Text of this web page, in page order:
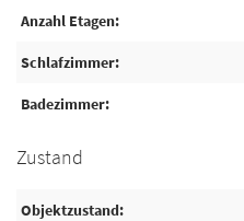
Anzahl Etagen
Schlafzimmer
Badezimmer
Zustand
Objektzustand